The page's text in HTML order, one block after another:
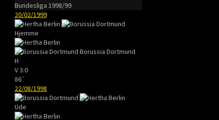
Bundesliga 1998/99
20/02/1999
Hjemme
Borussia Dortmund
H
V3:0
86`
22/08/1998
Ude